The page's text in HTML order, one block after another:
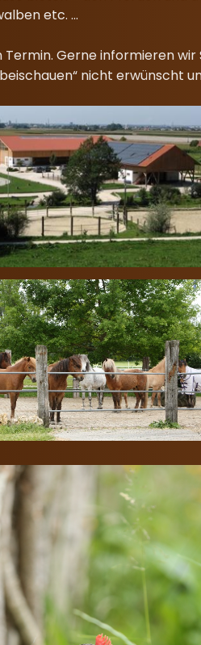
etc. ...
Gerne informieren
nicht erwünscht